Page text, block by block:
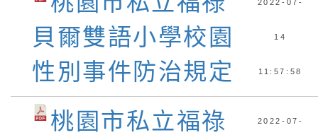
貝爾雙語小學校園
性別事件防治規定
2022-07-
14
11:57:58
桃園市私立福祿
2022-07-